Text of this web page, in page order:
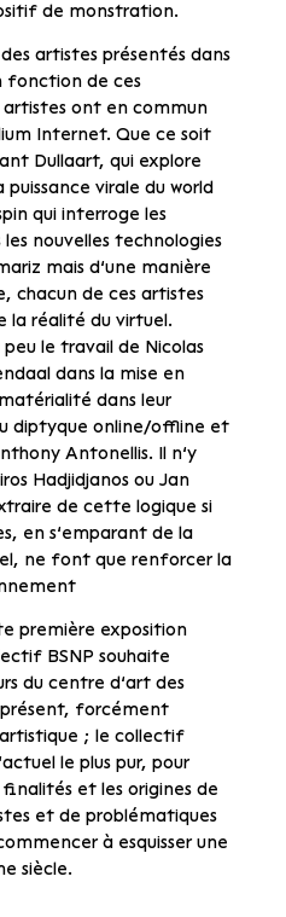
de monstration.
artistes présentés dans
fonction de ces
artistes ont en commun
Internet. Que ce soit
Dullaart, qui explore
virale du world
qui interroge les
nouvelles technologies
mais d’une manière
chacun de ces artistes
la réalité du virtuel.
le travail de Nicolas
dans la mise en
dans leur
diptyque online/offline et
Antonellis. Il n’y
Hadjidjanos ou Jan
de cette logique si
en s’emparant de la
ne font que renforcer la
première exposition
BSNP souhaite
du centre d’art des
forcément
; le collectif
le plus pur, pour
et les origines de
et de problématiques
à esquisser une
siècle.